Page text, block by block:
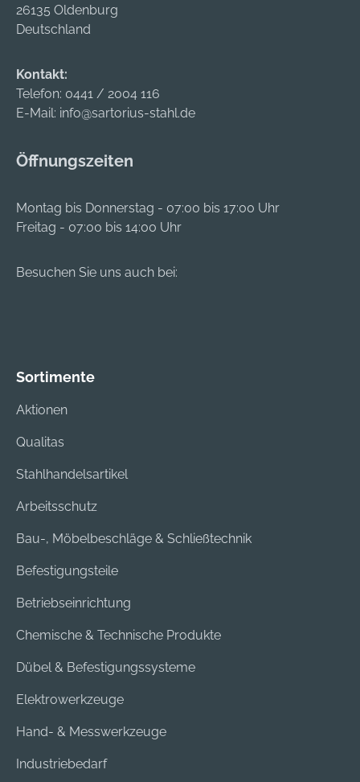
26135 Oldenburg
Deutschland
Kontakt:
Telefon: 0441 / 2004 116
E-Mail: info@sartorius-stahl.de
Öffnungszeiten
Montag bis Donnerstag - 07:00 bis 17:00 Uhr
Freitag - 07:00 bis 14:00 Uhr
Besuchen Sie uns auch bei:
Sortimente
Aktionen
Qualitas
Stahlhandelsartikel
Arbeitsschutz
Bau-, Möbelbeschläge & Schließtechnik
Befestigungsteile
Betriebseinrichtung
Chemische & Technische Produkte
Dübel & Befestigungssysteme
Elektrowerkzeuge
Hand- & Messwerkzeuge
Industriebedarf